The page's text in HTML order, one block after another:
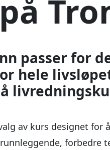
av kurs designet for
forbedre
og